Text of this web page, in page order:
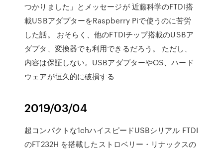
つかりました」とメッセージが 近藤科学のFTDI搭
載USBアダプターをRaspberry Piで使うのに苦労
した話。 おそらく、他のFTDIチップ搭載のUSBア
ダプタ、変換器でも利用できるだろう。 ただし、
内容は保証しない。USBアダプターやOS、ハード
ウェアが恒久的に破損する
2019/03/04
超コンパクトな1chハイスピードUSBシリアル FTDI
のFT232H を搭載したストロベリー・リナックスの